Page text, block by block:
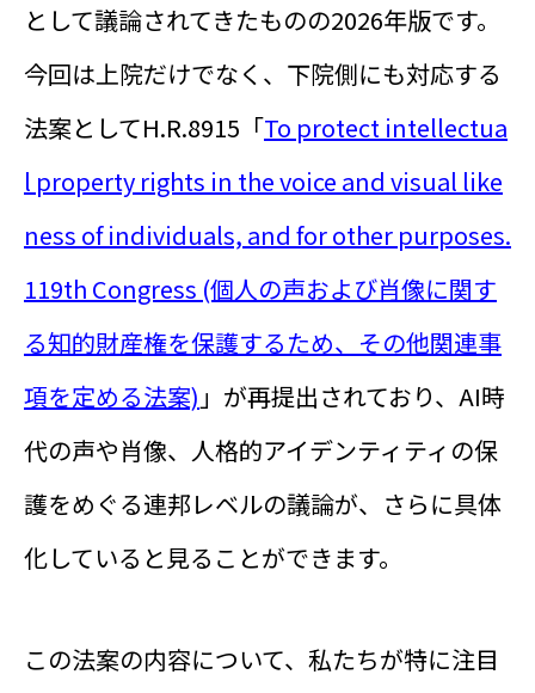
として議論されてきたものの2026年版です。
今回は上院だけでなく、下院側にも対応する
法案としてH.R.8915「To protect intellectua
l property rights in the voice and visual like
ness of individuals, and for other purposes.
119th Congress (個人の声および肖像に関す
る知的財産権を保護するため、その他関連事
項を定める法案) 」が再提出されており、AI時
代の声や肖像、人格的アイデンティティの保
護をめぐる連邦レベルの議論が、さらに具体
化していると見ることができます。
この法案の内容について、私たちが特に注目